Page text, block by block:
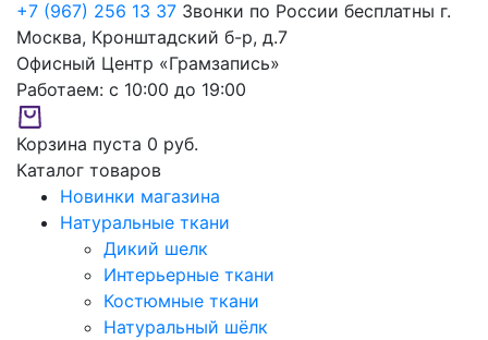
+7 (967) 256 13 37 Звонки по России бесплатны г.
Москва, Кронштадский б-р, д.7
Офисный Центр «Грамзапись»
Работаем: с 10:00 до 19:00
Корзина пуста 0 руб.
Каталог товаров
Новинки магазина
Натуральные ткани
Дикий шелк
Интерьерные ткани
Костюмные ткани
Натуральный шёлк